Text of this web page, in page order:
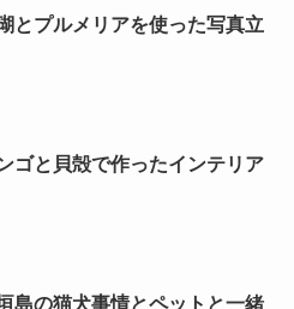
とプルメリアを使った写真立
ゴと貝殻で作ったインテリア
島の猫犬事情とペットと一緒